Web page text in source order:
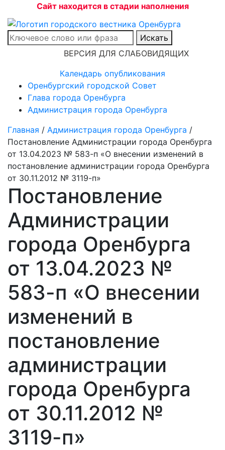
Сайт находится в стадии наполнения
Искать
ВЕРСИЯ ДЛЯ СЛАБОВИДЯЩИХ
Календарь опубликования
Оренбургский городской Совет
Глава города Оренбурга
Администрация города Оренбурга
Главная / Администрация города Оренбурга /
Постановление Администрации города Оренбурга
от 13.04.2023 № 583-п «О внесении изменений в
постановление администрации города Оренбурга
от 30.11.2012 № 3119-п»
Постановление
Администрации
города Оренбурга
от 13.04.2023 №
583-п «О внесении
изменений в
постановление
администрации
города Оренбурга
от 30.11.2012 №
3119-п»